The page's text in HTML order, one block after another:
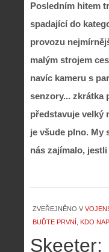
Posledním hitem
spadající do
provozu
malým strojem
navíc kameru s
senzory... zkrátka
představuje velký
je všude plno. My
nás zajímalo,
ZVEŘEJNĚNO V
BUĎTE PRVNÍ, KDO
Skeeter: